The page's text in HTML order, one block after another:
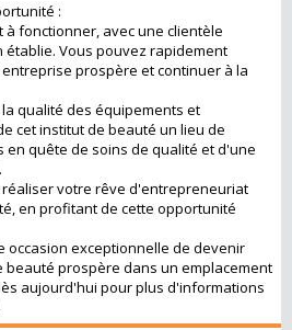
:
fonctionner, avec une clientèle
Vous pouvez rapidement
prospère et continuer à la
qualité des équipements et
cet institut de beauté un lieu de
en quête de soins de qualité et d'une
votre rêve d'entrepreneuriat
en profitant de cette opportunité
occasion exceptionnelle de devenir
prospère dans un emplacement
aujourd'hui pour plus d'informations